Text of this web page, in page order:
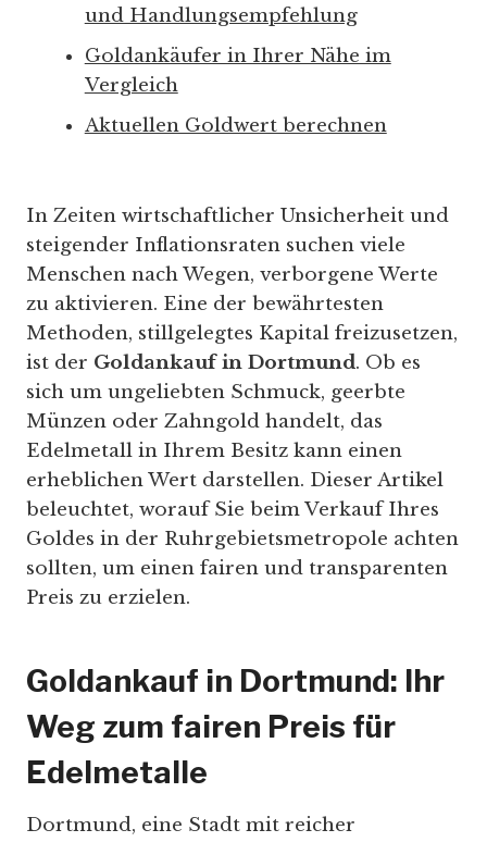
und Handlungsempfehlung
Goldankäufer in Ihrer Nähe im
Vergleich
Aktuellen Goldwert berechnen
In Zeiten wirtschaftlicher Unsicherheit und
steigender Inflationsraten suchen viele
Menschen nach Wegen, verborgene Werte
zu aktivieren. Eine der bewährtesten
Methoden, stillgelegtes Kapital freizusetzen,
ist der Goldankauf in Dortmund. Ob es
sich um ungeliebten Schmuck, geerbte
Münzen oder Zahngold handelt, das
Edelmetall in Ihrem Besitz kann einen
erheblichen Wert darstellen. Dieser Artikel
beleuchtet, worauf Sie beim Verkauf Ihres
Goldes in der Ruhrgebietsmetropole achten
sollten, um einen fairen und transparenten
Preis zu erzielen.
Goldankauf in Dortmund: Ihr
Weg zum fairen Preis für
Edelmetalle
Dortmund, eine Stadt mit reicher